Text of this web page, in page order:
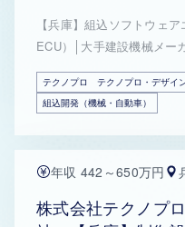
【兵庫】組込ソフトウェ
ECU）│大手建設機械メー
テクノプロ テクノプロ・デザイ
組込開発（機械・自動車）
年収 442～650万円
株式会社テクノプ